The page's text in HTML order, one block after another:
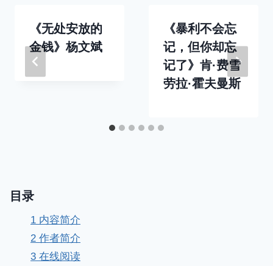
《无处安放的
金钱》杨文斌
《暴利不会忘
记，但你却忘
记了》肯·费雪
劳拉·霍夫曼斯
目录
1 内容简介
2 作者简介
3 在线阅读